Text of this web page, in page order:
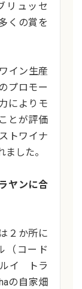
ュッセ
くの賞を
イン生産
プロモー
によりモ
とが評価
トワイナ
した。
ヤンに合
２か所に
（コード
ルイ トラ
の自家畑